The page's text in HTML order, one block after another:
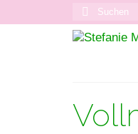
Suchen
nach: